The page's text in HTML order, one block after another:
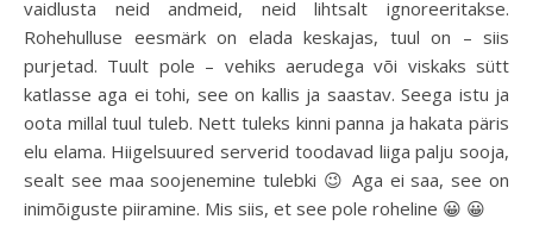
vaidlusta neid andmeid, neid lihtsalt ignoreeritakse.
Rohehulluse eesmärk on elada keskajas, tuul on – siis
purjetad. Tuult pole – vehiks aerudega või viskaks sütt
katlasse aga ei tohi, see on kallis ja saastav. Seega istu ja
oota millal tuul tuleb. Nett tuleks kinni panna ja hakata päris
elu elama. Hiigelsuured serverid toodavad liiga palju sooja,
sealt see maa soojenemine tulebki 😉 Aga ei saa, see on
inimõiguste piiramine. Mis siis, et see pole roheline 😀 😀